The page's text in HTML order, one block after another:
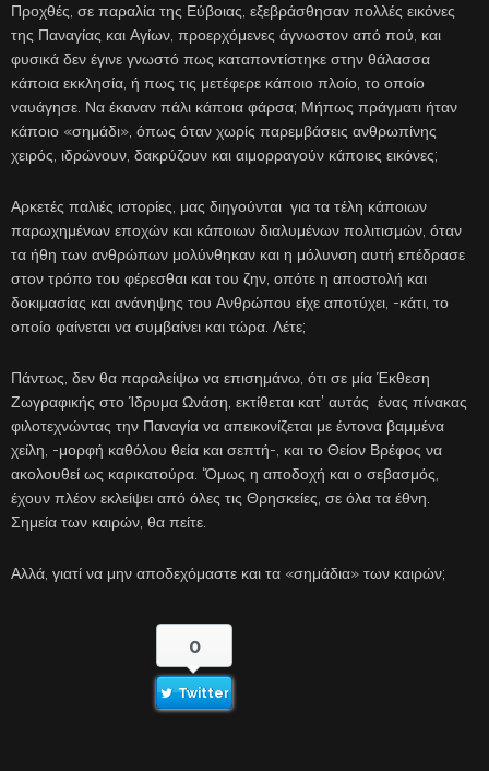
Προχθές, σε παραλία της Εύβοιας, εξεβράσθησαν πολλές εικόνες
της Παναγίας και Αγίων, προερχόμενες άγνωστον από πού, και
φυσικά δεν έγινε γνωστό πως καταποντίστηκε στην θάλασσα
κάποια εκκλησία, ή πως τις μετέφερε κάποιο πλοίο, το οποίο
ναυάγησε. Να έκαναν πάλι κάποια φάρσα; Μήπως πράγματι ήταν
κάποιο «σημάδι», όπως όταν χωρίς παρεμβάσεις ανθρωπίνης
χειρός, ιδρώνουν, δακρύζουν και αιμορραγούν κάποιες εικόνες;
Αρκετές παλιές ιστορίες, μας διηγούνται για τα τέλη κάποιων
παρωχημένων εποχών και κάποιων διαλυμένων πολιτισμών, όταν
τα ήθη των ανθρώπων μολύνθηκαν και η μόλυνση αυτή επέδρασε
στον τρόπο του φέρεσθαι και του ζην, οπότε η αποστολή και
δοκιμασίας και ανάνηψης του Ανθρώπου είχε αποτύχει, -κάτι, το
οποίο φαίνεται να συμβαίνει και τώρα. Λέτε;
Πάντως, δεν θα παραλείψω να επισημάνω, ότι σε μία Έκθεση
Ζωγραφικής στο Ίδρυμα Ωνάση, εκτίθεται κατ’ αυτάς ένας πίνακας
φιλοτεχνώντας την Παναγία να απεικονίζεται με έντονα βαμμένα
χείλη, -μορφή καθόλου θεία και σεπτή-, και το Θείον Βρέφος να
ακολουθεί ως καρικατούρα. ‘Όμως η αποδοχή και ο σεβασμός,
έχουν πλέον εκλείψει από όλες τις Θρησκείες, σε όλα τα έθνη.
Σημεία των καιρών, θα πείτε.
Αλλά, γιατί να μην αποδεχόμαστε και τα «σημάδια» των καιρών;
0
Twitter